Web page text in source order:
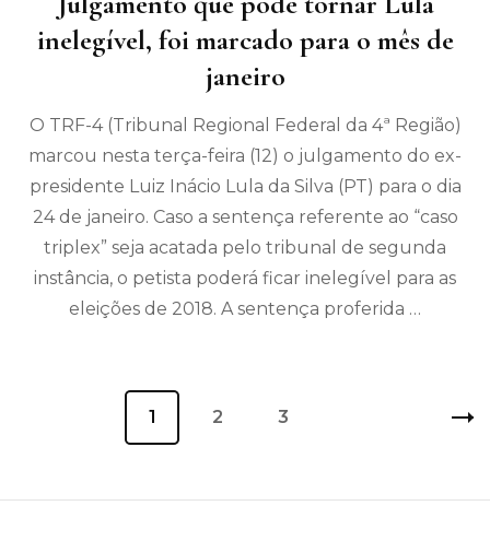
inelegível, foi marcado para o mês de
janeiro
O TRF-4 (Tribunal Regional Federal da 4ª Região)
marcou nesta terça-feira (12) o julgamento do ex-
presidente Luiz Inácio Lula da Silva (PT) para o dia
24 de janeiro. Caso a sentença referente ao “caso
triplex” seja acatada pelo tribunal de segunda
instância, o petista poderá ficar inelegível para as
eleições de 2018. A sentença proferida …
Página
1 Página
2 Página
3